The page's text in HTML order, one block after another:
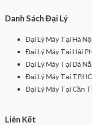
Danh Sách Đại Lý
Đại Lý Máy Tại Hà
Đại Lý Máy Tại Hải
Đại Lý Máy Tại Đà
Đại Lý Máy Tại
Đại Lý Máy Tại Cần
Liên Kết